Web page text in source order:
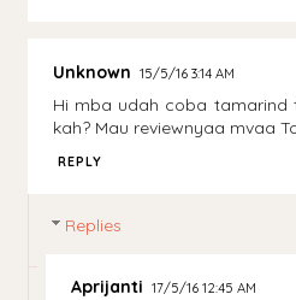
Unknown 15/5/16 3:14 AM
Hi mba udah coba tamarind
kah? Mau reviewnyaa mvaa
REPLY
Replies
Aprijanti 17/5/16 12:45 AM